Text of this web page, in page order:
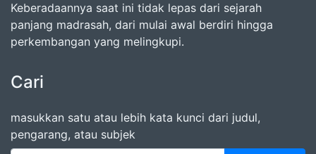
Keberadaannya saat ini tidak lepas dari sejarah
panjang madrasah, dari mulai awal berdiri hingga
perkembangan yang melingkupi.
Cari
masukkan satu atau lebih kata kunci dari judul,
pengarang, atau subjek